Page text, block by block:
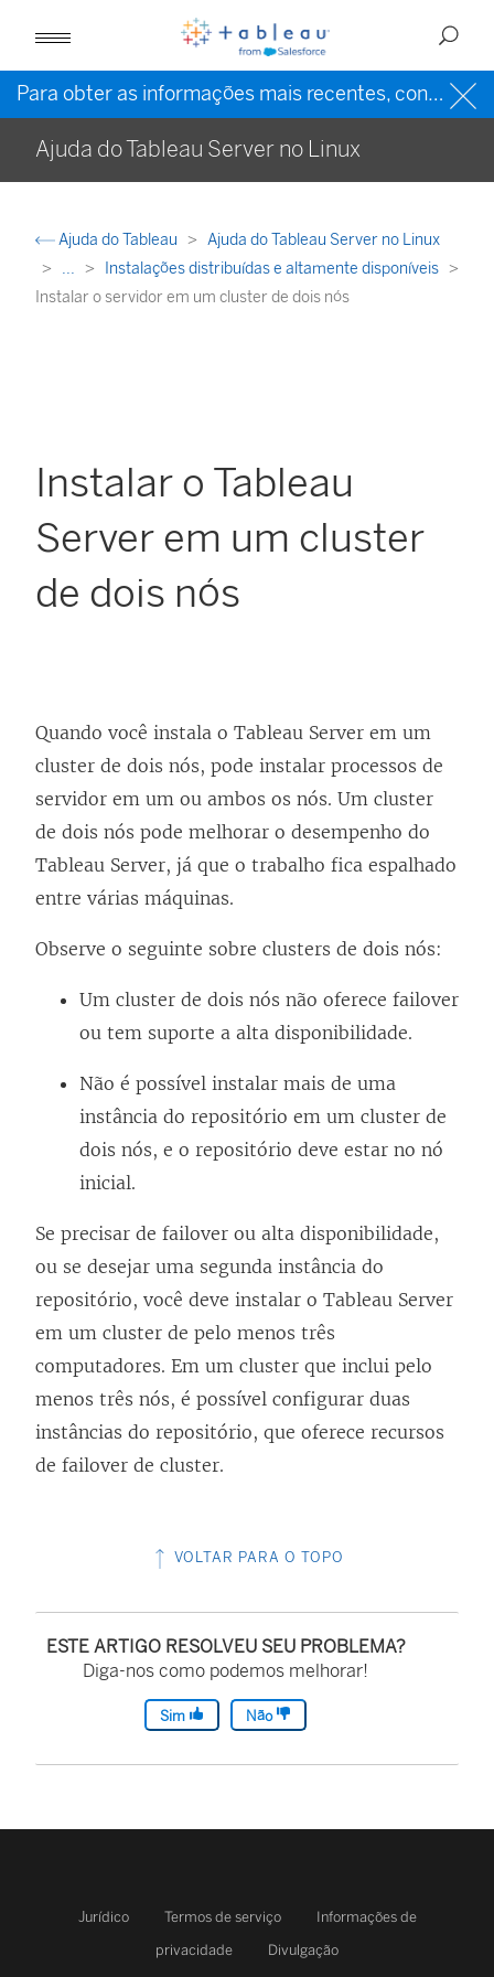
Para obter as informações mais recentes, consulte a
Ajuda do Tableau Server no Linux
Ajuda do Tableau
Ajuda do Tableau Server no Linux
...
Instalações distribuídas e altamente disponíveis
Instalar o servidor em um cluster de dois nós
Instalar o Tableau
Server em um cluster
de dois nós
Quando você instala o Tableau Server em um
cluster de dois nós, pode instalar processos de
servidor em um ou ambos os nós. Um cluster
de dois nós pode melhorar o desempenho do
Tableau Server, já que o trabalho fica espalhado
entre várias máquinas.
Observe o seguinte sobre clusters de dois nós:
Um cluster de dois nós não oferece failover
ou tem suporte a alta disponibilidade.
Não é possível instalar mais de uma
instância do repositório em um cluster de
dois nós, e o repositório deve estar no nó
inicial.
Se precisar de failover ou alta disponibilidade,
ou se desejar uma segunda instância do
repositório, você deve instalar o Tableau Server
em um cluster de pelo menos três
computadores. Em um cluster que inclui pelo
menos três nós, é possível configurar duas
instâncias do repositório, que oferece recursos
de failover de cluster.
VOLTAR PARA O TOPO
ESTE ARTIGO RESOLVEU SEU PROBLEMA?
Diga-nos como podemos melhorar!
Sim Não
Jurídico Termos de serviço
Informações de
privacidade
Divulgação